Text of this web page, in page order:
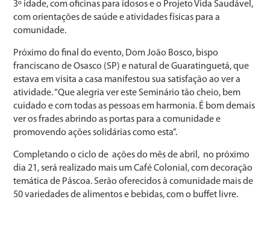
3º idade, com oficinas para idosos e o Projeto Vida Saudável,
com orientações de saúde e atividades físicas para a
comunidade.
Próximo do final do evento, Dom João Bosco, bispo
franciscano de Osasco (SP) e natural de Guaratinguetá, que
estava em visita a casa manifestou sua satisfação ao ver a
atividade. “Que alegria ver este Seminário tão cheio, bem
cuidado e com todas as pessoas em harmonia. É bom demais
ver os frades abrindo as portas para a comunidade e
promovendo ações solidárias como esta”.
Completando o ciclo de ações do mês de abril, no próximo
dia 21, será realizado mais um Café Colonial, com decoração
temática de Páscoa. Serão oferecidos à comunidade mais de
50 variedades de alimentos e bebidas, com o buffet livre.